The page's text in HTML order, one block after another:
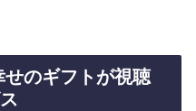
のギフトが視聴